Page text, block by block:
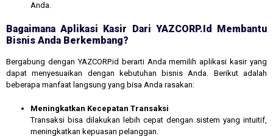
Anda.
Bagaimana Aplikasi Kasir Dari YAZCORP.id Membantu
Bisnis Anda Berkembang?
Bergabung dengan YAZCORP.id berarti Anda memilih aplikasi kasir yang
dapat menyesuaikan dengan kebutuhan bisnis Anda. Berikut adalah
beberapa manfaat langsung yang bisa Anda rasakan:
Meningkatkan Kecepatan Transaksi
Transaksi bisa dilakukan lebih cepat dengan sistem yang intuitif,
meningkatkan kepuasan pelanggan.